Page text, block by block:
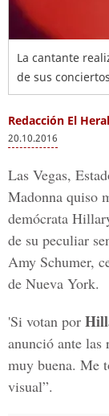
La cantante
de sus
Redacción El
20.10.2016
Las Vegas,
Madonna quiso
demócrata
de su peculiar
Amy Schumer,
de Nueva York.
'Si votan por
anunció ante las
muy buena. Me
visual”.